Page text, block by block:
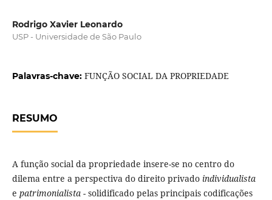
Rodrigo Xavier Leonardo
USP - Universidade de São Paulo
Palavras-chave: FUNÇÃO SOCIAL DA PROPRIEDADE
RESUMO
A função social da propriedade insere-se no centro do
dilema entre a perspectiva do direito privado individualista
e patrimonialista -solidificado pelas principais codificações